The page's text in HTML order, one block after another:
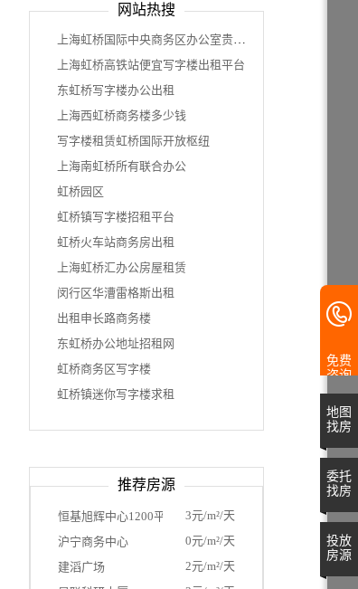
网站热搜
上海虹桥国际中央商务区办公室贵不贵
上海虹桥高铁站便宜写字楼出租平台
东虹桥写字楼办公出租
上海西虹桥商务楼多少钱
写字楼租赁虹桥国际开放枢纽
上海南虹桥所有联合办公
虹桥园区
虹桥镇写字楼招租平台
虹桥火车站商务房出租
上海虹桥汇办公房屋租赁
闵行区华漕雷格斯出租
出租申长路商务楼
东虹桥办公地址招租网
虹桥商务区写字楼
虹桥镇迷你写字楼求租
推荐房源
恒基旭辉中心1200平米（独栋）
3元/m²/天
沪宁商务中心
0元/m²/天
建滔广场
2元/m²/天
免费
咨询
地图
找房
委托
找房
投放
房源